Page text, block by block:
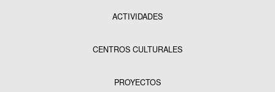
ACTIVIDADES
CENTROS CULTURALES
PROYECTOS